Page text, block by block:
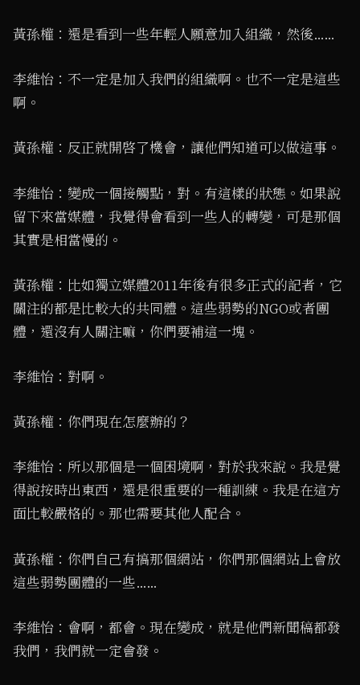
黃孫權：還是看到一些年輕人願意加入組織，然後……
李維怡：不一定是加入我們的組織啊。也不一定是這些
啊。
黃孫權：反正就開啓了機會，讓他們知道可以做這事。
李維怡：變成一個接觸點，對。有這樣的狀態。如果說
留下來當媒體，我覺得會看到一些人的轉變，可是那個
其實是相當慢的。
黃孫權：比如獨立媒體2011年後有很多正式的記者，它
關注的都是比較大的共同體。這些弱勢的NGO或者團
體，還沒有人關注嘛，你們要補這一塊。
李維怡：對啊。
黃孫權：你們現在怎麼辦的？
李維怡：所以那個是一個困境啊，對於我來說。我是覺
得說按時出東西，還是很重要的一種訓練。我是在這方
面比較嚴格的。那也需要其他人配合。
黃孫權：你們自己有搞那個網站，你們那個網站上會放
這些弱勢團體的一些……
李維怡：會啊，都會。現在變成，就是他們新聞稿都發
我們，我們就一定會發。